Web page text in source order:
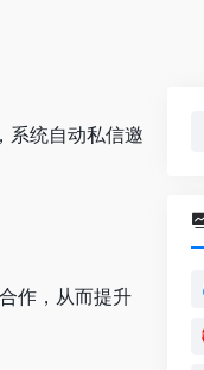
系统自动私信邀
作，从而提升